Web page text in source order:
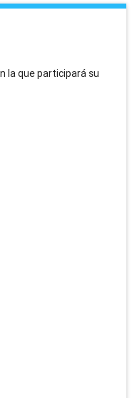
la que participará su